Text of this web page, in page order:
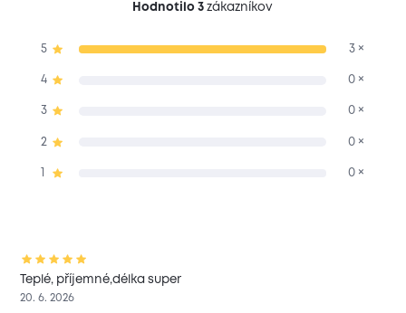
Hodnotilo 3 zákazníkov
5 3 ×
4 0 ×
3 0 ×
2 0 ×
0 ×
Teplé, příjemné,délka super
20. 6. 2026